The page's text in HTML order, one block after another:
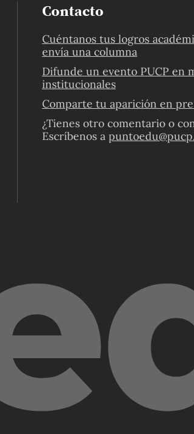
Contacto
Cuéntanos tus logros
envía una columna
Difunde un evento PUCP en
institucionales
Comparte tu aparición en
¿Tienes otro comentario o
Escríbenos a